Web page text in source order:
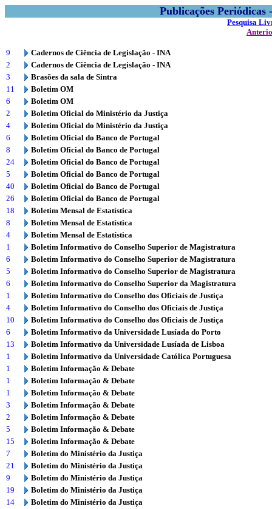
Publicações
Pesquisa
9
Cadernos de Ciência de Legislação - INA
2
Cadernos de Ciência de Legislação - INA
3
Brasões da sala de Sintra
11
Boletim OM
6
Boletim OM
2
Boletim Oficial do Ministério da Justiça
4
Boletim Oficial do Ministério da Justiça
6
Boletim Oficial do Banco de Portugal
8
Boletim Oficial do Banco de Portugal
24
Boletim Oficial do Banco de Portugal
5
Boletim Oficial do Banco de Portugal
40
Boletim Oficial do Banco de Portugal
26
Boletim Oficial do Banco de Portugal
18
Boletim Mensal de Estatística
8
Boletim Mensal de Estatística
4
Boletim Mensal de Estatística
1
Boletim Informativo do Conselho Superior de Magistratura
6
Boletim Informativo do Conselho Superior de Magistratura
5
Boletim Informativo do Conselho Superior de Magistratura
6
Boletim Informativo do Conselho Superior da Magistratura
1
Boletim Informativo do Conselho dos Oficiais de Justiça
4
Boletim Informativo do Conselho dos Oficiais de Justiça
10
Boletim Informativo do Conselho dos Oficiais de Justiça
6
Boletim Informativo da Universidade Lusíada do Porto
13
Boletim Informativo da Universidade Lusíada de Lisboa
1
Boletim Informativo da Universidade Católica Portuguesa
1
Boletim Informação & Debate
1
Boletim Informação & Debate
1
Boletim Informação & Debate
3
Boletim Informação & Debate
2
Boletim Informação & Debate
5
Boletim Informação & Debate
15
Boletim Informação & Debate
7
Boletim do Ministério da Justiça
21
Boletim do Ministério da Justiça
9
Boletim do Ministério da Justiça
19
Boletim do Ministério da Justiça
14
Boletim do Ministério da Justiça